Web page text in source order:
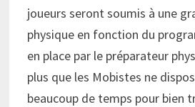
joueurs seront soumis à une
physique en fonction du
en place par le préparateur
plus que les Mobistes ne
beaucoup de temps pour bien